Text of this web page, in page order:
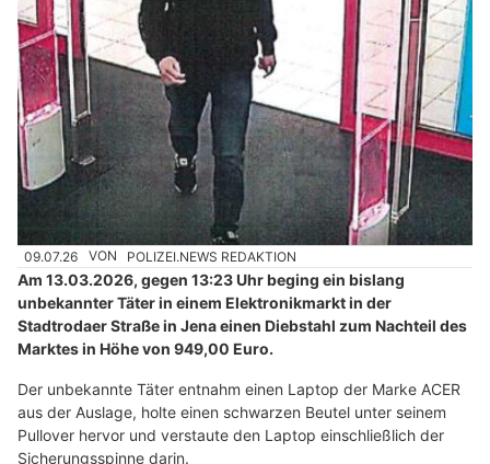
09.07.26 VON POLIZEI.NEWS REDAKTION
Am 13.03.2026, gegen 13:23 Uhr beging ein bislang
unbekannter Täter in einem Elektronikmarkt in der
Stadtrodaer Straße in Jena einen Diebstahl zum Nachteil des
Marktes in Höhe von 949,00 Euro.
Der unbekannte Täter entnahm einen Laptop der Marke ACER
aus der Auslage, holte einen schwarzen Beutel unter seinem
Pullover hervor und verstaute den Laptop einschließlich der
Sicherungsspinne darin.